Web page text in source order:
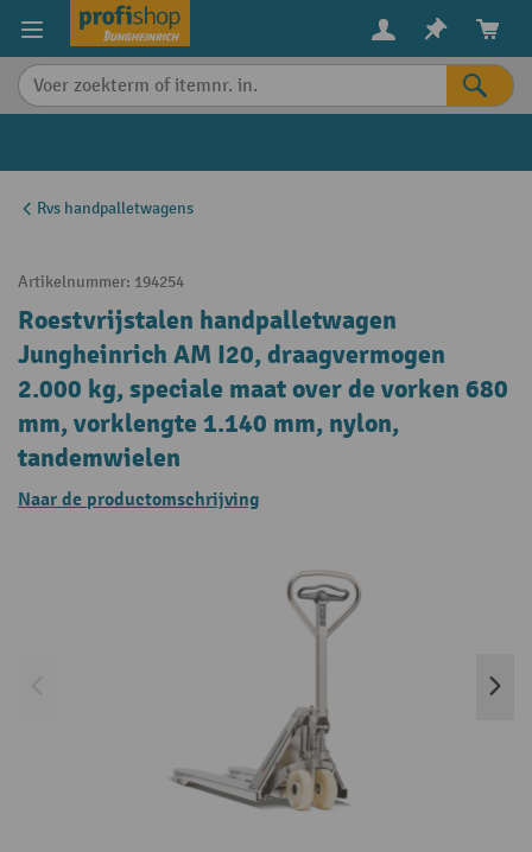
content
Rvs handpalletwagens
Artikelnummer: 194254
Roestvrijstalen handpalletwagen
Jungheinrich AM I20, draagvermogen
2.000 kg, speciale maat over de vorken 680
mm, vorklengte 1.140 mm, nylon,
tandemwielen
Naar de productomschrijving